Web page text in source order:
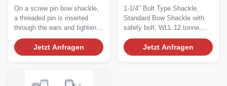
hervorragende
Korrosionsbeständigkeit
On a screw pin bow shackle,
a threaded pin is inserted
through the ears and tightened
down. The...
Jetzt Anfragen
Fassung WLL 12 Tonnen
Ankerbogen
1-1/4" Bolt Type Shackle,
Standard Bow Shackle with
safety bolt, WLL 12 tonne,
Anchor Bow...
Jetzt Anfragen